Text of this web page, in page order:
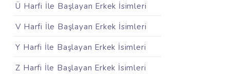
Ü Harfi İle Başlayan Erkek İsimleri
V Harfi İle Başlayan Erkek İsimleri
Y Harfi İle Başlayan Erkek İsimleri
Z Harfi İle Başlayan Erkek İsimleri